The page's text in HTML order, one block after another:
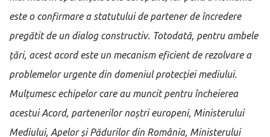
este o confirmare a statutului de partener de încredere
pregătit de un dialog constructiv. Totodată, pentru ambele
țări, acest acord este un mecanism eficient de rezolvare a
problemelor urgente din domeniul protecției mediului.
Mulțumesc echipelor care au muncit pentru încheierea
acestui Acord, partenerilor noștri europeni, Ministerului
Mediului, Apelor și Pădurilor din România, Ministerului